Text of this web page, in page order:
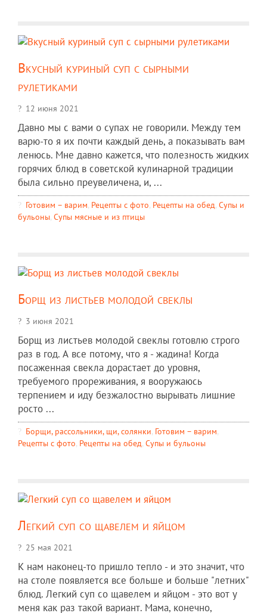
Вкусный куриный суп с сырными
рулетиками
12 июня 2021
Давно мы с вами о супах не говорили. Между тем
варю-то я их почти каждый день, а показывать вам
ленюсь. Мне давно кажется, что полезность жидких
горячих блюд в советской кулинарной традиции
была сильно преувеличена, и, ...
Готовим – варим, Рецепты c фото, Рецепты на обед, Супы и
бульоны, Супы мясные и из птицы
Борщ из листьев молодой свеклы
3 июня 2021
Борщ из листьев молодой свеклы готовлю строго
раз в год. А все потому, что я - жадина! Когда
посаженная свекла дорастает до уровня,
требуемого прореживания, я вооружаюсь
терпением и иду безжалостно вырывать лишние
росто ...
Борщи, рассольники, щи, солянки, Готовим – варим,
Рецепты c фото, Рецепты на обед, Супы и бульоны
Легкий суп со щавелем и яйцом
25 мая 2021
К нам наконец-то пришло тепло - и это значит, что
на столе появляется все больше и больше "летних"
блюд. Легкий суп со щавелем и яйцом - это вот у
меня как раз такой вариант. Мама, конечно,